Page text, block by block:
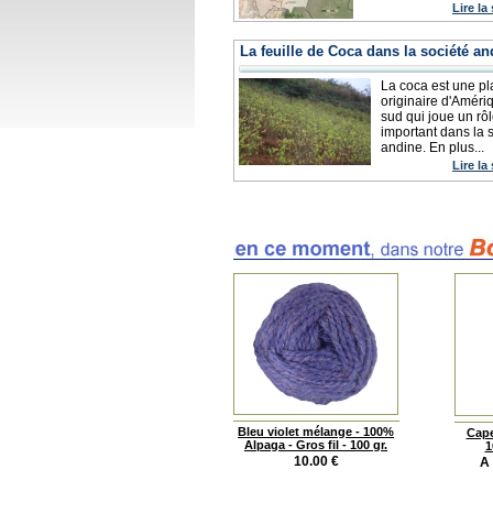
Lire la
La feuille de Coca dans la société
La coca est une
originaire
sud qui joue un
important dans la
andine. En plus...
Lire la
Bleu violet mélange - 100%
Alpaga - Gros fil - 100 gr.
10.00 € A